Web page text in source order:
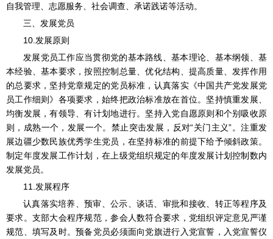
自我管理、志愿服务、社会调查、承诺践诺等活动。
三、发展党员
10.发展原则
发展党员工作应当贯彻党的基本路线、基本理论、基本纲领、基
本经验、基本要求，按照控制总量、优化结构、提高质量、发挥作用
的总要求，坚持党章规定的党员标准，认真落实《中国共产党发展党
员工作细则》各项要求，始终把政治标准放在首位。坚持慎重发展、
均衡发展，有领导、有计划地进行。坚持入党自愿原则和个别吸收原
则，成熟一个，发展一个。禁止突击发展，反对“关门主义”。注重发
展边疆少数民族优秀学生党员，在坚持标准的前提下给予倾斜政策。
制定年度发展工作计划，在上级党组织规定的年度发展计划控制数内
发展党员。
11.发展程序
认真落实培养、预审、公示、谈话、审批和接收、转正等程序及
要求。支部大会程序规范，参会人数符合要求，党组织评定意见严谨
规范、填写及时。预备党员必须面向党旗进行入党宣誓，入党宣誓仪